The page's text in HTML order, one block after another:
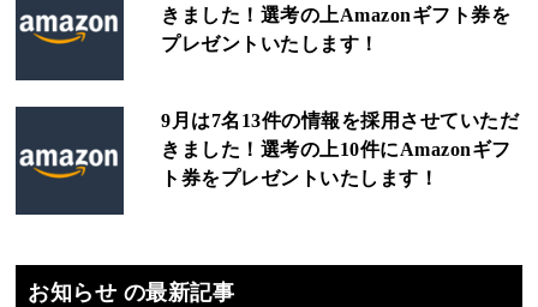
きました！選考の上Amazonギフト券を
プレゼントいたします！
9月は7名13件の情報を採用させていただ
きました！選考の上10件にAmazonギフ
ト券をプレゼントいたします！
お知らせ の最新記事